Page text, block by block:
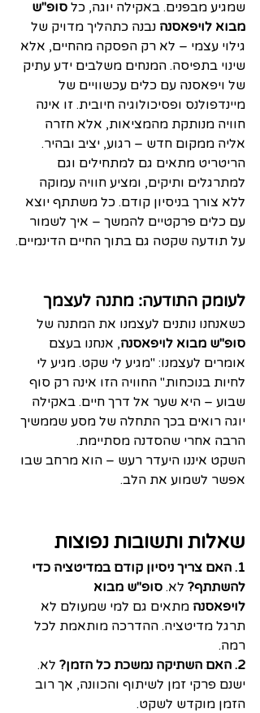
שמגיע מבפנים. באקילה יוגה, כל סופ"ש
מבוא לויפאסנה נבנה כתהליך מדויק של
גילוי עצמי – לא רק הפסקה מהחיים, אלא
שינוי בתפיסה. המנחים משלבים ידע עתיק
של ויפאסנה עם כלים עכשוויים של
מיינדפולנס ופסיכולוגיה חיובית. זו אינה
חוויה מנותקת מהמציאות, אלא חזרה
אליה ממקום חדש – רגוע, יציב ובהיר.
הריטריט מתאים גם למתחילים וגם
למתרגלים ותיקים, ומציע חוויה עמוקה
ללא צורך בניסיון קודם. כל משתתף יוצא
עם כלים פרקטיים להמשך – איך לשמור
על תודעה שקטה גם בתוך החיים הדינמיים.
לעומק התודעה: מתנה לעצמך
כשאנחנו נותנים לעצמנו את המתנה של
סופ"ש מבוא לויפאסנה, אנחנו בעצם
אומרים לעצמנו: "מגיע לי שקט. מגיע לי
לחיות בנוכחות." החוויה הזו אינה רק סוף
שבוע – היא שער אל דרך חיים. באקילה
יוגה רואים בכך התחלה של מסע שממשיך
הרבה אחרי שהסדנה מסתיימת.
השקט איננו היעדר רעש – הוא מרחב שבו
אפשר לשמוע את הלב.
שאלות ותשובות נפוצות
1. האם צריך ניסיון קודם במדיטציה כדי
להשתתף? לא. סופ"ש מבוא
לויפאסנה מתאים גם למי שמעולם לא
תרגל מדיטציה. ההדרכה מותאמת לכל
רמה.
2. האם השתיקה נמשכת כל הזמן?
לא.
ישנם פרקי זמן לשיתוף והכוונה, אך רוב
הזמן מוקדש לשקט.